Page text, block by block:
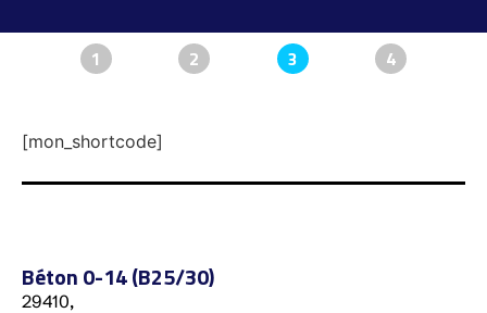
1 2 3 4
[mon_shortcode]
Béton 0-14 (B25/30)
29410,